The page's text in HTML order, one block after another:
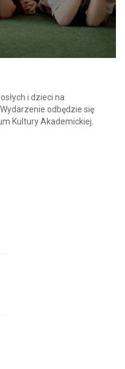
i dzieci na
odbędzie się
Kultury Akademickiej.